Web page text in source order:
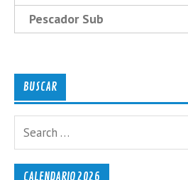
Pescador Sub
BUSCAR
CALENDARIO 2026